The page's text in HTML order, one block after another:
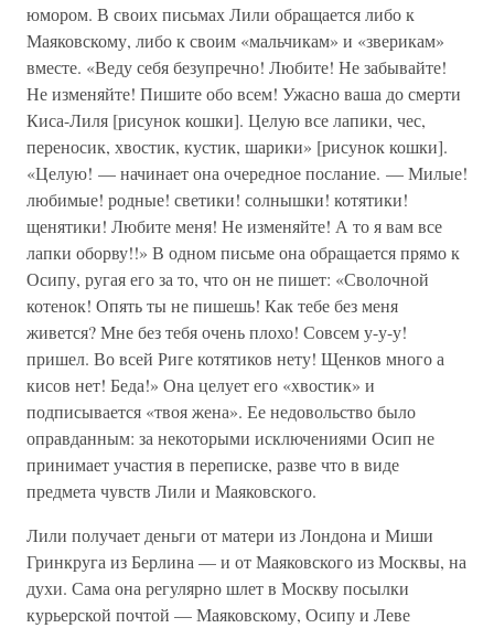
юмором. В своих письмах Лили обращается либо к
Маяковскому, либо к своим «мальчикам» и «зверикам»
вместе. «Веду себя безупречно! Любите! Не забывайте!
Не изменяйте! Пишите обо всем! Ужасно ваша до смерти
Киса-Лиля [рисунок кошки]. Целую все лапики, чес,
переносик, хвостик, кустик, шарики» [рисунок кошки].
«Целую! — начинает она очередное послание. — Милые!
любимые! родные! светики! солнышки! котятики!
щенятики! Любите меня! Не изменяйте! А то я вам все
лапки оборву!!» В одном письме она обращается прямо к
Осипу, ругая его за то, что он не пишет: «Сволочной
котенок! Опять ты не пишешь! Как тебе без меня
живется? Мне без тебя очень плохо! Совсем у-у-у!
пришел. Во всей Риге котятиков нету! Щенков много а
кисов нет! Беда!» Она целует его «хвостик» и
подписывается «твоя жена». Ее недовольство было
оправданным: за некоторыми исключениями Осип не
принимает участия в переписке, разве что в виде
предмета чувств Лили и Маяковского.
Лили получает деньги от матери из Лондона и Миши
Гринкруга из Берлина — и от Маяковского из Москвы, на
духи. Сама она регулярно шлет в Москву посылки
курьерской почтой — Маяковскому, Осипу и Леве